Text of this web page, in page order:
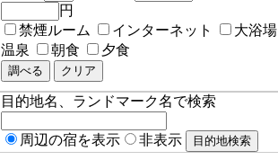
円
禁煙ルーム
インターネット
大浴場
温泉
朝食 夕食
目的地名、ランドマーク名で検索
周辺の宿を表示 非表示